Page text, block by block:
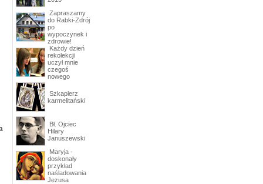
Zapraszamy
do Rabki-Zdrój
po
wypoczynek i
zdrowie!
Każdy dzień
rekolekcji
uczył mnie
czegoś
nowego
Szkaplerz
karmelitański
Bł. Ojciec
Hilary
Januszewski
Maryja -
doskonały
przykład
naśladowania
Jezusa